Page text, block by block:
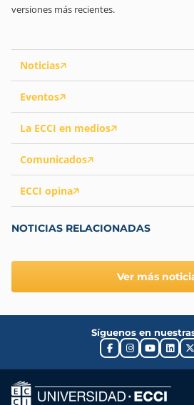
Noticias
Eventos
La ECCI en medios
Comunicados
ECCI opina
NOTICIAS RELACIONADAS
Ver más
versiones más recientes.
Síguenos en